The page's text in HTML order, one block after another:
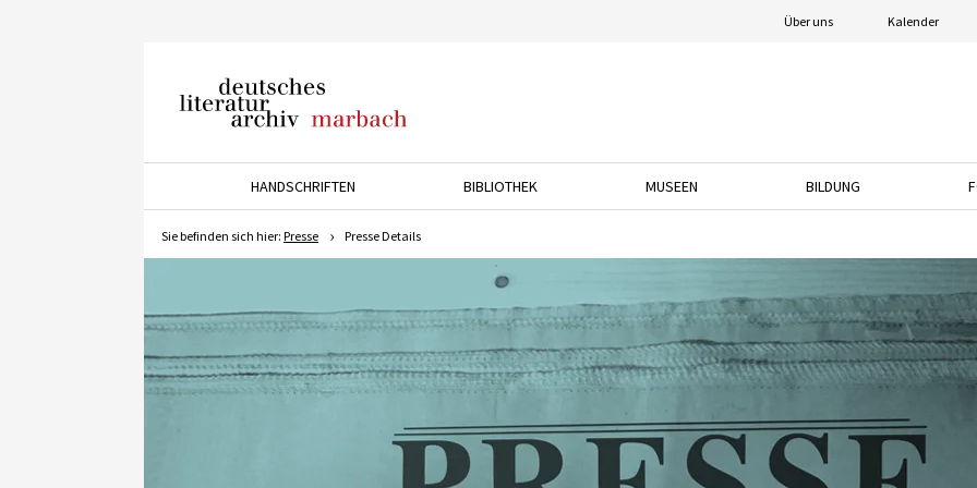
Über uns Kalender
Marbach
HANDSCHRIFTEN
BIBLIOTHEK
MUSEEN
BILDUNG
Sie befinden sich hier: Presse Presse Details